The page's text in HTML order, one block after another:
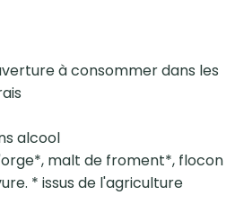
à consommer dans les
alcool
malt de froment*, flocon
* issus de l'agriculture